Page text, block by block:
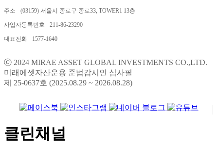
주소 (03159) 서울시 종로구 종로33, TOWER1 13층
사업자등록번호 211-86-23290
대표전화 1577-1640
ⓒ 2024 MIRAE ASSET GLOBAL INVESTMENTS CO.,LTD.
미래에셋자산운용 준법감시인 심사필
제 25-0637호 (2025.08.29 ~ 2026.08.28)
클린채널